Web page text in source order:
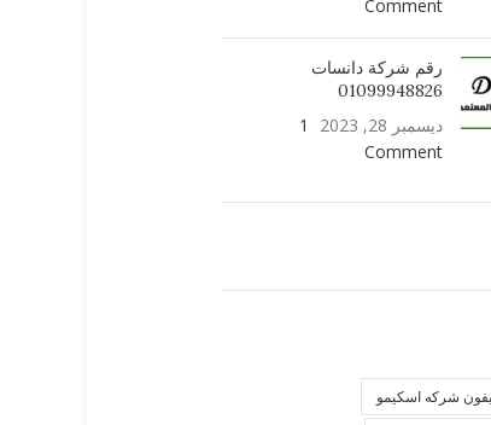
Comment
رقم شركة دانسات
01099948826
ديسمبر 28, 2023
1
Comment
شركه اسكيمو